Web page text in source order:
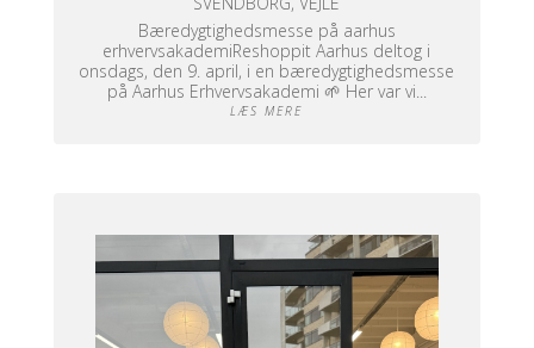
Bæredygtighedsmesse på aarhus
erhvervsakademiReshoppit Aarhus deltog i
onsdags, den 9. april, i en bæredygtighedsmesse
på Aarhus Erhvervsakademi 🌱 Her var vi...
LÆS MERE